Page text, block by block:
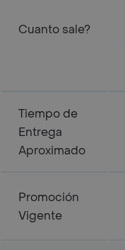
Cuanto sale?
Tiempo de
Entrega
Aproximado
Promoción
Vigente